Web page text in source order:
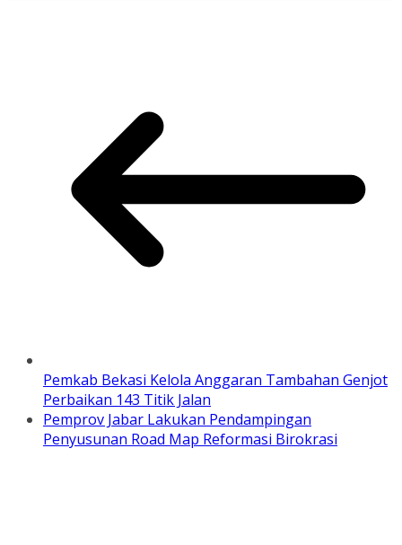
Pemkab Bekasi Kelola Anggaran Tambahan Genjot
Perbaikan 143 Titik Jalan
Pemprov Jabar Lakukan Pendampingan
Penyusunan Road Map Reformasi Birokrasi